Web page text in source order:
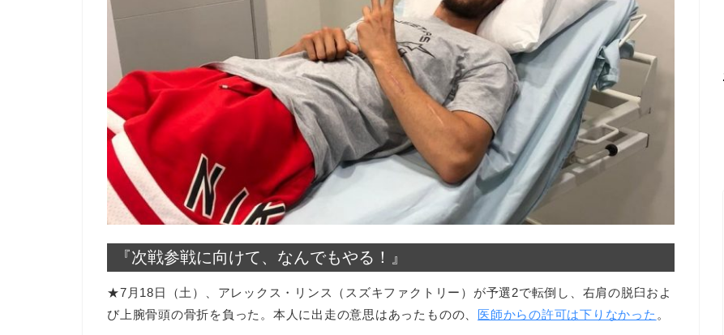
『次戦参戦に向けて、なんでもやる！』
★7月18日（土）、アレックス・リンス（スズキファクトリー）が予選2で転倒し、右肩の脱臼およ
び上腕骨頭の骨折を負った。本人に出走の意思はあったものの、 医師からの許可は下りなかった 。